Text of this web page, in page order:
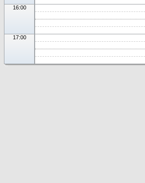
16:00
17:00